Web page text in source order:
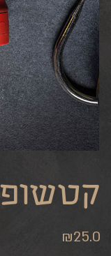
קטשופ
₪25.0